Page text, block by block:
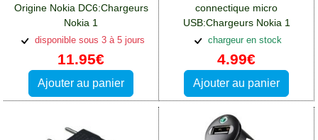
Origine Nokia DC6:Chargeurs
Nokia 1
disponible sous 3 à 5 jours
11.95€
Ajouter au panier
connectique micro
USB:Chargeurs Nokia 1
chargeur en stock
4.99€
Ajouter au panier